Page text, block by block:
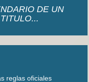
DE UN
reglas oficiales